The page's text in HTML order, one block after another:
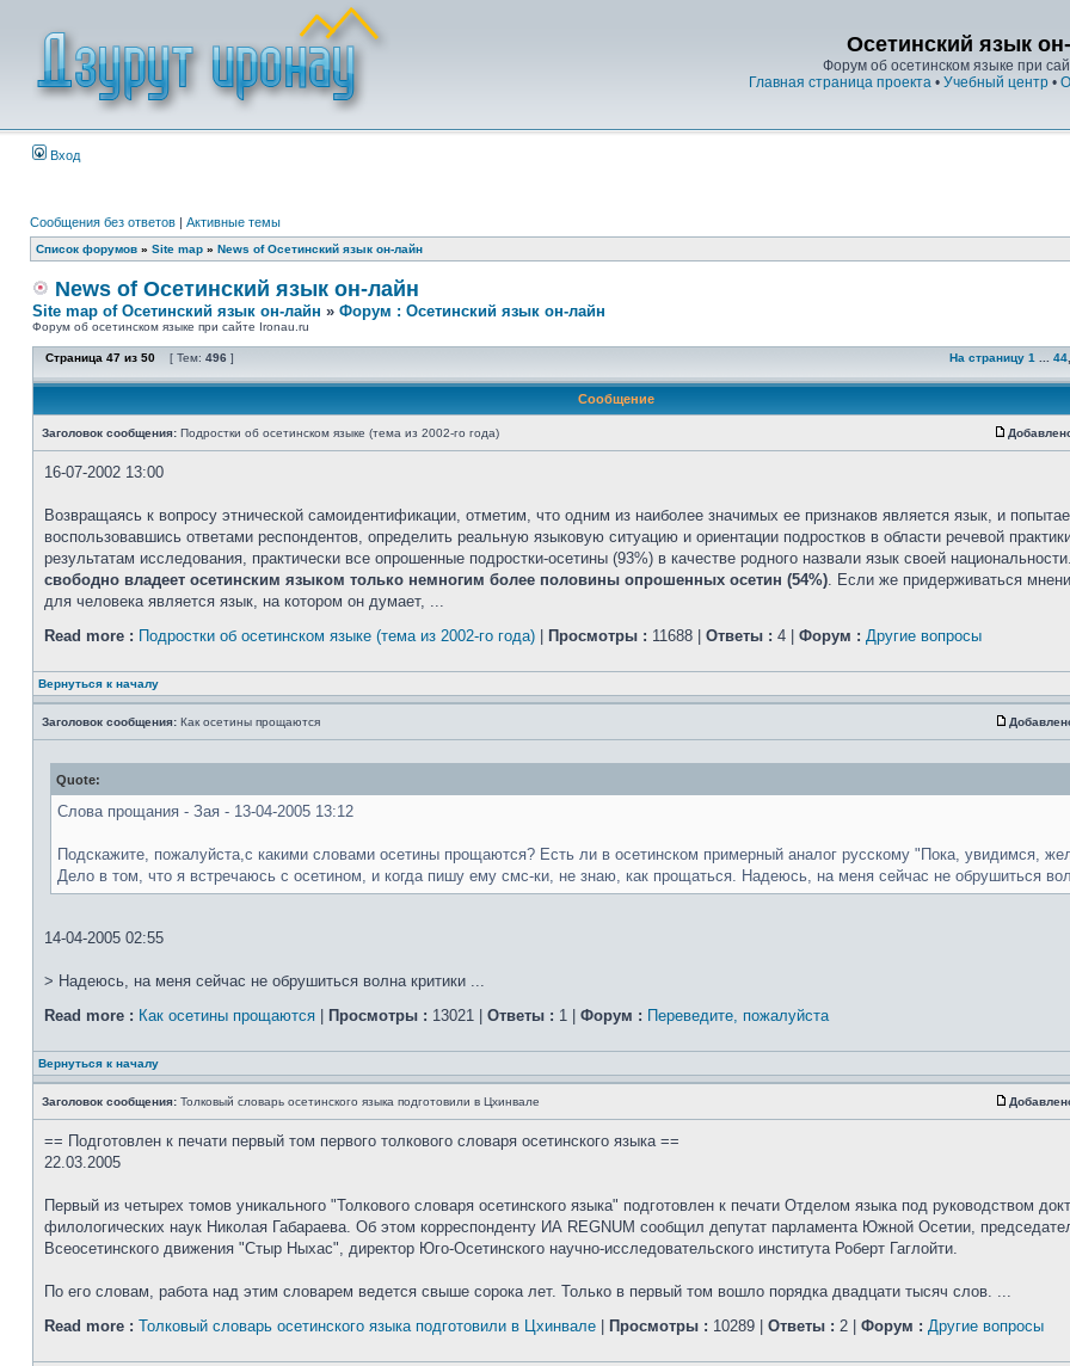
Осетинский язык
Форум об осетинском языке при
Главная страница проекта • Учебный центр •
Вход
Сообщения без ответов | Активные темы
Список форумов » Site map » News of Осетинский язык он-лайн
News of Осетинский язык он-лайн
Site map of Осетинский язык он-лайн » Форум : Осетинский язык он-лайн
Форум об осетинском языке при сайте Ironau.ru
Страница 47 из 50 [ Тем: 496 ] На страницу 1 44
Сообщение
Заголовок сообщения: Подростки об осетинском языке (тема из 2002-го года)
16-07-2002 13:00
Возвращаясь к вопросу этнической самоидентификации, отметим, что одним из наиболее значимых ее признаков является язык, и
воспользовавшись ответами респондентов, определить реальную языковую ситуацию и ориентации подростков в области речевой
результатам исследования, практически все опрошенные подростки-осетины (93%) в качестве родного назвали язык своей
свободно владеет осетинским языком только немногим более половины опрошенных осетин (54%). Если же придерживаться
для человека является язык, на котором он думает, ...
Read more : Подростки об осетинском языке (тема из 2002-го года) Просмотры : 11688 | Ответы : 4 | Форум : Другие вопросы
Вернуться к началу
Заголовок сообщения: Как осетины прощаются
Quote:
Слова прощания - Зая - 13-04-2005 13:12
Подскажите, пожалуйста,с какими словами осетины прощаются? Есть ли в осетинском примерный аналог русскому "Пока, увидимся,
Дело в том, что я встречаюсь с осетином, и когда пишу ему смс-ки, не знаю, как прощаться. Надеюсь, на меня сейчас не обрушиться
14-04-2005 02:55
> Надеюсь, на меня сейчас не обрушиться волна критики ...
Read more : Как осетины прощаются Просмотры : 13021 | Ответы : 1 | Форум : Переведите, пожалуйста
Вернуться к началу
Заголовок сообщения: Толковый словарь осетинского языка подготовили в Цхинвале
== Подготовлен к печати первый том первого толкового словаря осетинского языка ==
22.03.2005
Первый из четырех томов уникального "Толкового словаря осетинского языка" подготовлен к печати Отделом языка под руководством
филологических наук Николая Габараева. Об этом корреспонденту ИА REGNUM сообщил депутат парламента Южной Осетии,
Всеосетинского движения "Стыр Ныхас", директор Юго-Осетинского научно-исследовательского института Роберт Гаглойти.
По его словам, работа над этим словарем ведется свыше сорока лет. Только в первый том вошло порядка двадцати тысяч слов. ...
Read more : Толковый словарь осетинского языка подготовили в Цхинвале Просмотры : 10289 | Ответы : 2 | Форум : Другие вопросы